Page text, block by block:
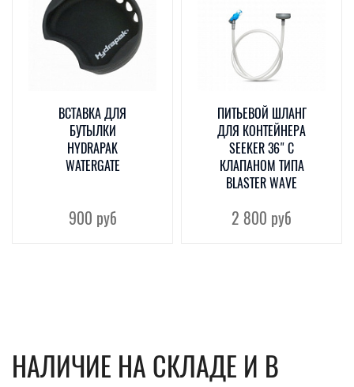
ВСТАВКА ДЛЯ
БУТЫЛКИ
HYDRAPAK
WATERGATE
900 руб
ПИТЬЕВОЙ ШЛАНГ
ДЛЯ КОНТЕЙНЕРА
SEEKER 36" С
КЛАПАНОМ ТИПА
BLASTER WAVE
2 800 руб
НАЛИЧИЕ НА СКЛАДЕ И В